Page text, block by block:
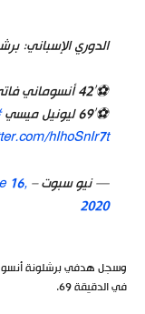
الدوري الإسباني:
⚽️’42 أنسوماني فاتي
⚽️’69 ليونيل ميسي
hIhoSnIr7t
— نيو سبوت – NewSpoots (@NewSpoots)16,
2020
في الدقيقة 69.